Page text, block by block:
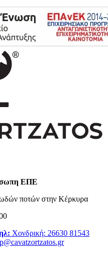
ΕΠΕ
ποτών στην Κέρκυρα
Χονδρική: 26630 81543